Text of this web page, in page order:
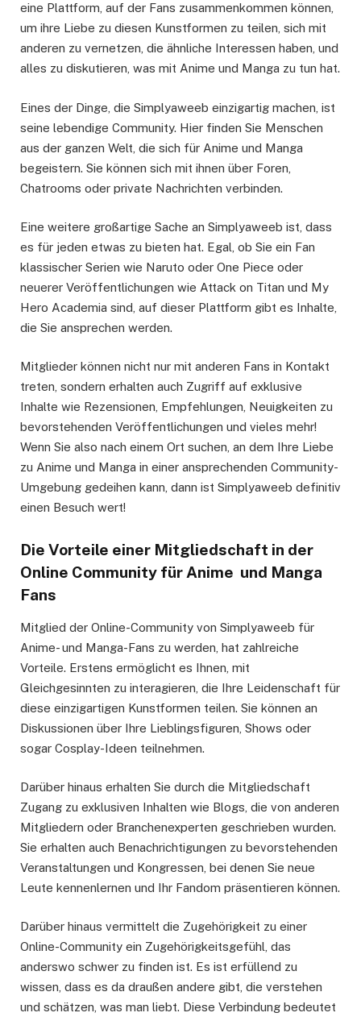
eine Plattform, auf der Fans zusammenkommen können,
um ihre Liebe zu diesen Kunstformen zu teilen, sich mit
anderen zu vernetzen, die ähnliche Interessen haben, und
alles zu diskutieren, was mit Anime und Manga zu tun hat.
Eines der Dinge, die Simplyaweeb einzigartig machen, ist
seine lebendige Community. Hier finden Sie Menschen
aus der ganzen Welt, die sich für Anime und Manga
begeistern. Sie können sich mit ihnen über Foren,
Chatrooms oder private Nachrichten verbinden.
Eine weitere großartige Sache an Simplyaweeb ist, dass
es für jeden etwas zu bieten hat. Egal, ob Sie ein Fan
klassischer Serien wie Naruto oder One Piece oder
neuerer Veröffentlichungen wie Attack on Titan und My
Hero Academia sind, auf dieser Plattform gibt es Inhalte,
die Sie ansprechen werden.
Mitglieder können nicht nur mit anderen Fans in Kontakt
treten, sondern erhalten auch Zugriff auf exklusive
Inhalte wie Rezensionen, Empfehlungen, Neuigkeiten zu
bevorstehenden Veröffentlichungen und vieles mehr!
Wenn Sie also nach einem Ort suchen, an dem Ihre Liebe
zu Anime und Manga in einer ansprechenden Community-
Umgebung gedeihen kann, dann ist Simplyaweeb definitiv
einen Besuch wert!
Die Vorteile einer Mitgliedschaft in der
Online Community für Anime und Manga
Fans
Mitglied der Online-Community von Simplyaweeb für
Anime- und Manga-Fans zu werden, hat zahlreiche
Vorteile. Erstens ermöglicht es Ihnen, mit
Gleichgesinnten zu interagieren, die Ihre Leidenschaft für
diese einzigartigen Kunstformen teilen. Sie können an
Diskussionen über Ihre Lieblingsfiguren, Shows oder
sogar Cosplay-Ideen teilnehmen.
Darüber hinaus erhalten Sie durch die Mitgliedschaft
Zugang zu exklusiven Inhalten wie Blogs, die von anderen
Mitgliedern oder Branchenexperten geschrieben wurden.
Sie erhalten auch Benachrichtigungen zu bevorstehenden
Veranstaltungen und Kongressen, bei denen Sie neue
Leute kennenlernen und Ihr Fandom präsentieren können.
Darüber hinaus vermittelt die Zugehörigkeit zu einer
Online-Community ein Zugehörigkeitsgefühl, das
anderswo schwer zu finden ist. Es ist erfüllend zu
wissen, dass es da draußen andere gibt, die verstehen
und schätzen, was man liebt. Diese Verbindung bedeutet